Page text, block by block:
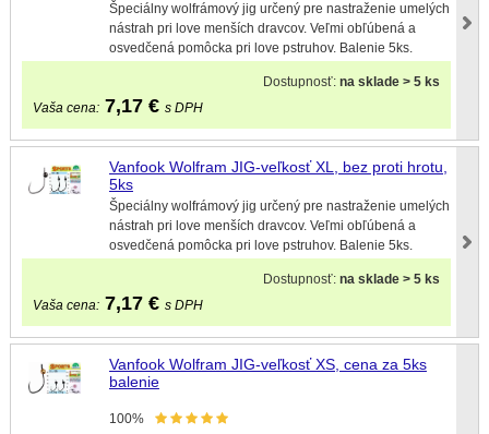
Špeciálny wolfrámový jig určený pre nastraženie umelých
nástrah pri love menších dravcov. Veľmi obľúbená a
osvedčená pomôcka pri love pstruhov. Balenie 5ks.
Dostupnosť:na sklade > 5 ks
Vaša cena: 7,17 € s DPH
Vanfook Wolfram JIG-veľkosť XL, bez proti hrotu,
5ks
Špeciálny wolfrámový jig určený pre nastraženie umelých
nástrah pri love menších dravcov. Veľmi obľúbená a
osvedčená pomôcka pri love pstruhov. Balenie 5ks.
Dostupnosť:na sklade > 5 ks
Vaša cena: 7,17 € s DPH
Vanfook Wolfram JIG-veľkosť XS, cena za 5ks
balenie
100%